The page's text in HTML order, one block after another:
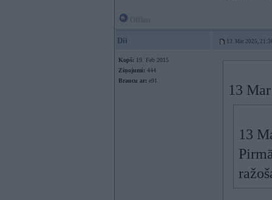
Dii 13. Mar 2025,
Kopš: 19. Feb 2015
Ziņojumi: 444
Braucu ar: e91
13
13